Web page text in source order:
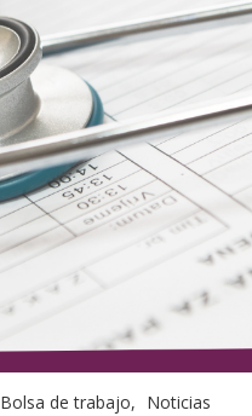
Bolsa de trabajo Noticias